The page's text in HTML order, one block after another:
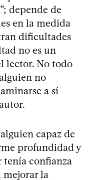
depende de
en la medida
dificultades
no es un
lector. No todo
no
a sí
capaz de
profundidad y
tenía confianza
mejorar la